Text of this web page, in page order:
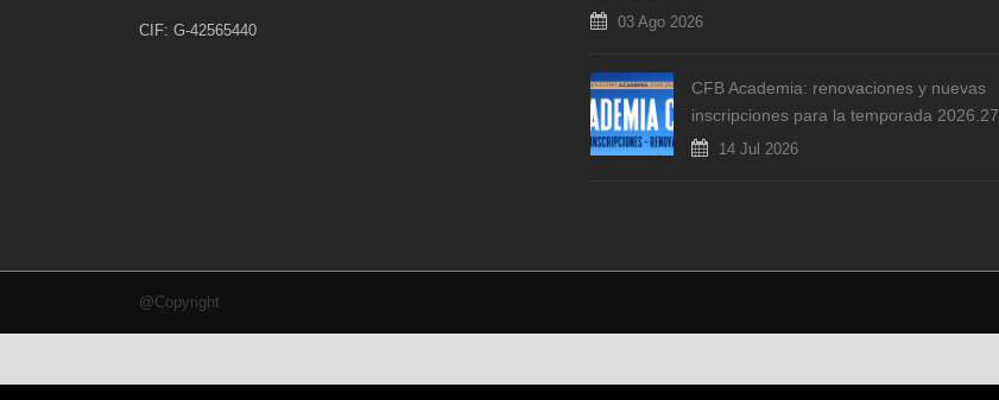
CIF: G-42565440 03 Ago 2026
CFB Academia: renovaciones y nuevas
inscripciones para la temporada 2026.27
14 Jul 2026
@Copyright